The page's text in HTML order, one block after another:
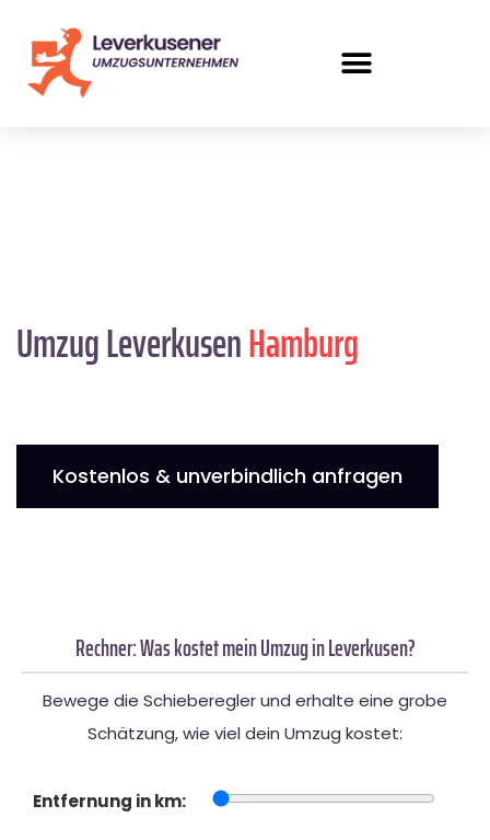
Umzug LeverkusenHamburg
Kostenlos & unverbindlich anfragen
Rechner: Was kostet mein Umzug in Leverkusen?
Bewege die Schieberegler und erhalte eine grobe
Schätzung, wie viel dein Umzug kostet:
Entfernung in km: